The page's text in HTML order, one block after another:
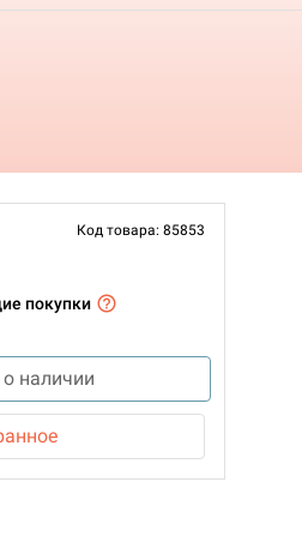
Код товара: 85853
покупки
наличии